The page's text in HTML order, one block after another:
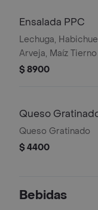
Ensalada PPC
Lechuga,
Arveja, Maíz
Vinagreta
$ 8900
Queso
Queso Gratinado
$ 4400
Bebidas